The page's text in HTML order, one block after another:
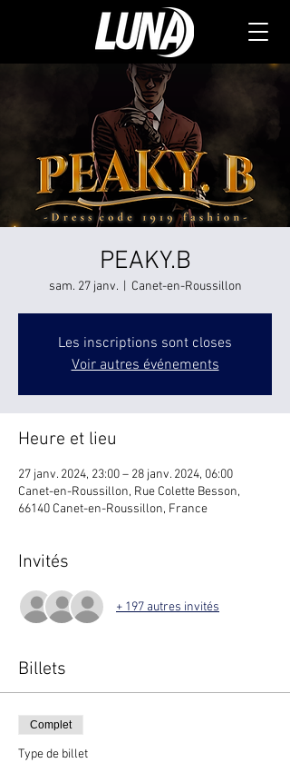
PEAKY.B
sam. 27 janv.
  |
Canet-en-Roussillon
Les inscriptions sont closes
Voir autres événements
Heure et lieu
27 janv. 2024, 23:00 – 28 janv. 2024, 06:00
Canet-en-Roussillon, Rue Colette Besson,
66140 Canet-en-Roussillon, France
Invités
+ 197 autres invités
Billets
Complet
Type de billet